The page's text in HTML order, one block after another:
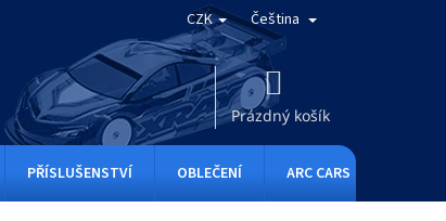
CZK Čeština
KOŠÍK
Prázdný košík
PŘÍSLUŠENSTVÍ OBLEČENÍ ARC CARS